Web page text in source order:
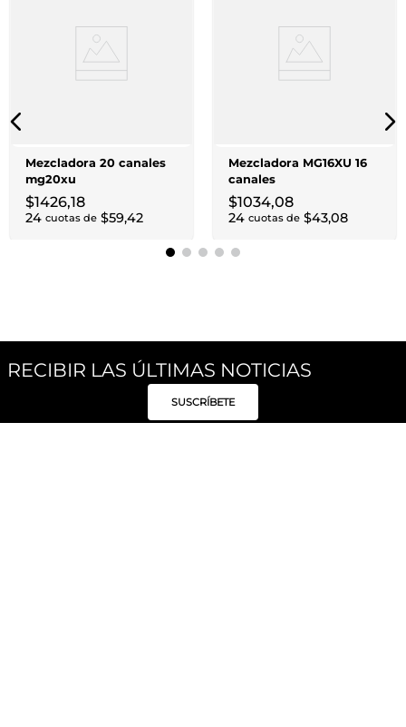
Mezcladora 20 canales
mg20xu
$1426,18
24 cuotas de $59,42
Mezcladora MG16XU 16
canales
$1034,08
24 cuotas de $43,08
RECIBIR LAS ÚLTIMAS NOTICIAS
SUSCRÍBETE